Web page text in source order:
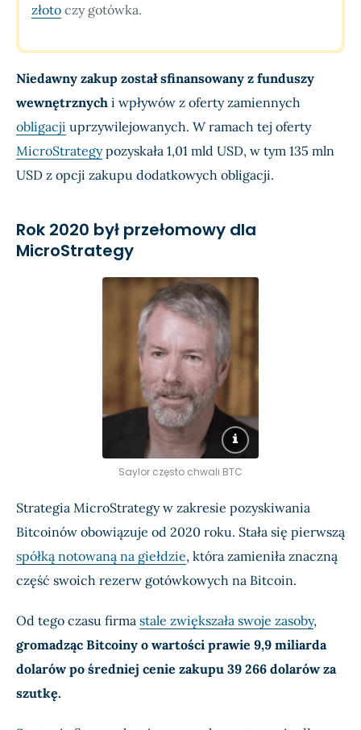
złoto czy gotówka.
Niedawny zakup został sfinansowany z funduszy
wewnętrznych i wpływów z oferty zamiennych
obligacji uprzywilejowanych. W ramach tej oferty
MicroStrategypozyskała 1,01 mld USD, w tym 135 mln
USD z opcji zakupu dodatkowych obligacji.
Rok 2020 był przełomowy dla
MicroStrategy
Saylor często chwali BTC
Strategia MicroStrategy w zakresie pozyskiwania
Bitcoinów obowiązuje od 2020 roku. Stała się pierwszą
spółką notowaną na giełdzie, która zamieniła znaczną
część swoich rezerw gotówkowych na Bitcoin.
Od tego czasu firma stale zwiększała swoje zasoby,
gromadząc Bitcoiny o wartości prawie 9,9 miliarda
dolarów po średniej cenie zakupu 39 266 dolarów za
szutkę.